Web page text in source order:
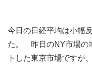
今日の日経平均は小幅
た。 昨日のNY市場の
トした東京市場ですが